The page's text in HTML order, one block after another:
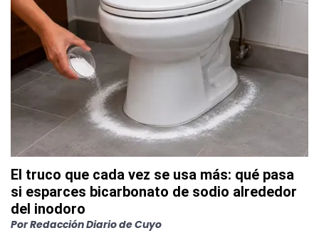
El truco que cada vez se usa más: qué pasa
si esparces bicarbonato de sodio alrededor
del inodoro
PorRedacción Diario de Cuyo